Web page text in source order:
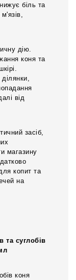
біль та
дію.
коня та
від
засіб,
магазину
копит та
на
та суглобів
коня